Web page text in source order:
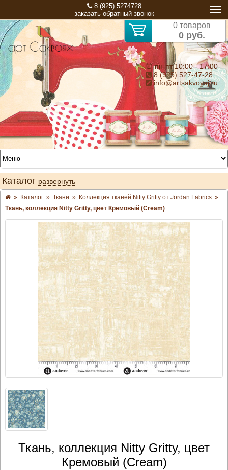
8 (925) 5274728
заказать обратный звонок
0 товаров
0 руб.
⏰ пн-пт 10:00 - 17:00
8 (925) 527-47-28
info@artsakvoyaj.ru
Каталог развернуть
» Каталог » Ткани » Коллекция тканей Nitty Gritty от Jordan Fabrics »
Ткань, коллекция Nitty Gritty, цвет Кремовый (Cream)
Ткань, коллекция Nitty Gritty, цвет
Кремовый (Cream)